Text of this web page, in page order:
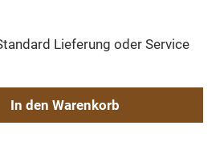
Lieferung oder Service
benutze die Schaltflächen um die Anzahl zu
In den Warenkorb